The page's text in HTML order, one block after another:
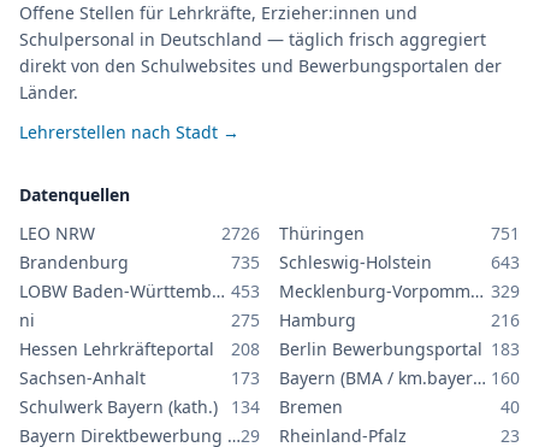
Offene Stellen für Lehrkräfte, Erzieher:innen und
Schulpersonal in Deutschland — täglich frisch aggregiert
direkt von den Schulwebsites und Bewerbungsportalen der
Länder.
Lehrerstellen nach Stadt →
Datenquellen
LEO NRW
2726 Thüringen
751
Brandenburg
735 Schleswig-Holstein
643
LOBW Baden-Württemberg 453 Mecklenburg-Vorpommern 329
ni
275 Hamburg
216
Hessen Lehrkräfteportal
208 Berlin Bewerbungsportal 183
Sachsen-Anhalt
173 Bayern (BMA / km.bayern.de) 160
Schulwerk Bayern (kath.)
134 Bremen
40
Bayern Direktbewerbung GS/MS29 Rheinland-Pfalz 23